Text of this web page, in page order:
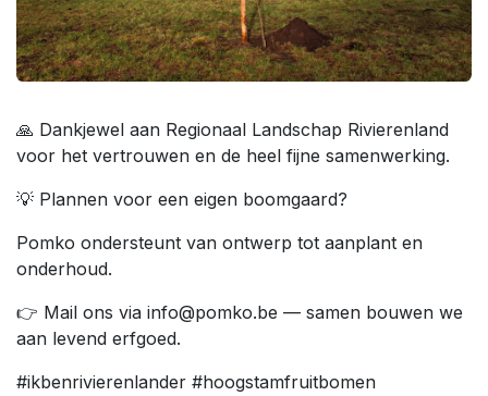
🙏 Dankjewel aan Regionaal Landschap Rivierenland
voor het vertrouwen en de heel fijne samenwerking.
💡 Plannen voor een eigen boomgaard?
Pomko ondersteunt van ontwerp tot aanplant en
onderhoud.
👉 Mail ons via info@pomko.be — samen bouwen we
aan levend erfgoed.
#ikbenrivierenlander #hoogstamfruitbomen